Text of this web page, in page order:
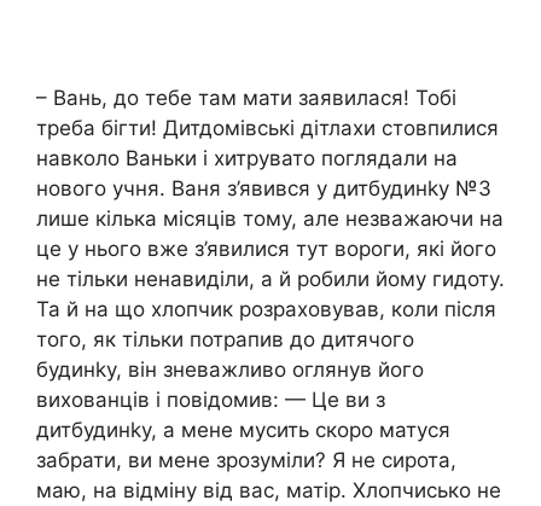
– Вань, до тебе там мати заявилася! Тобі
треба бігти! Дитдомівські дітлахи стовпилися
навколо Ваньки і хитрувато поглядали на
нового учня. Ваня з’явився у дитбудинkу №3
лише кілька місяців тому, але незважаючи на
це у нього вже з’явилися тут вороги, які його
не тільки ненавиділи, а й робили йому гидоту.
Та й на що хлопчик розраховував, коли після
того, як тільки потрапив до дитячого
будинkу, він зневажливо оглянув його
вихованців і повідомив: — Це ви з
дитбудинkу, а мене мусить скоро матуся
забрати, ви мене зрозуміли? Я не сирота,
маю, на відміну від вас, матір. Хлопчисько не